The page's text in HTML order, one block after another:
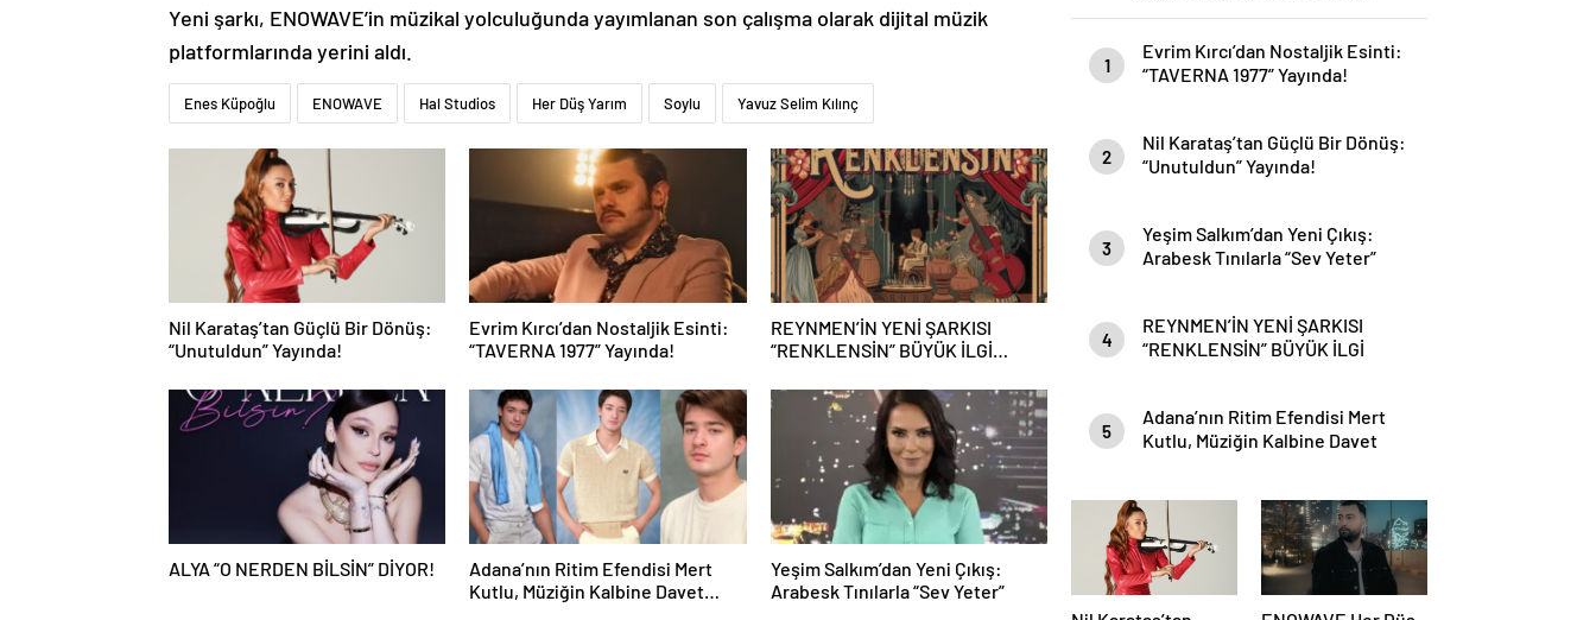
Yeni şarkı, ENOWAVE’in müzikal yolculuğunda yayımlanan son çalışma olarak dijital müzik
platformlarında yerini aldı.
Enes Küpoğlu ENOWAVE Hal Studios Her Düş Yarım Soylu Yavuz Selim Kılınç
Nil Karataş’tan Güçlü Bir Dönüş:
“Unutuldun” Yayında!
Evrim Kırcı’dan Nostaljik Esinti:
“TAVERNA 1977” Yayında!
REYNMEN’İN YENİ ŞARKISI
“RENKLENSİN” BÜYÜK İLGİ
ALYA “O NERDEN BİLSİN” DİYOR!
Adana’nın Ritim Efendisi Mert
Kutlu, Müziğin Kalbine Davet
Yeşim Salkım’dan Yeni Çıkış:
Arabesk Tınılarla “Sev Yeter”
1
Evrim Kırcı’dan Nostaljik Esinti:
“TAVERNA 1977” Yayında!
2
Nil Karataş’tan Güçlü Bir Dönüş:
“Unutuldun” Yayında!
3
Yeşim Salkım’dan Yeni Çıkış:
Arabesk Tınılarla “Sev Yeter”
4
REYNMEN’İN YENİ ŞARKISI
“RENKLENSİN” BÜYÜK İLGİ
5
Adana’nın Ritim Efendisi Mert
Kutlu, Müziğin Kalbine Davet